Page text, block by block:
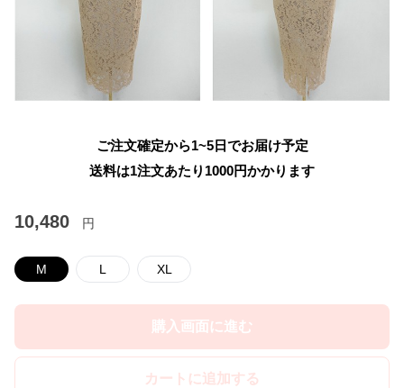
ご注文確定から1~5日でお届け予定
送料は1注文あたり 1000円かかります
10,480 円
M L XL
購入画面に進む
カートに追加する